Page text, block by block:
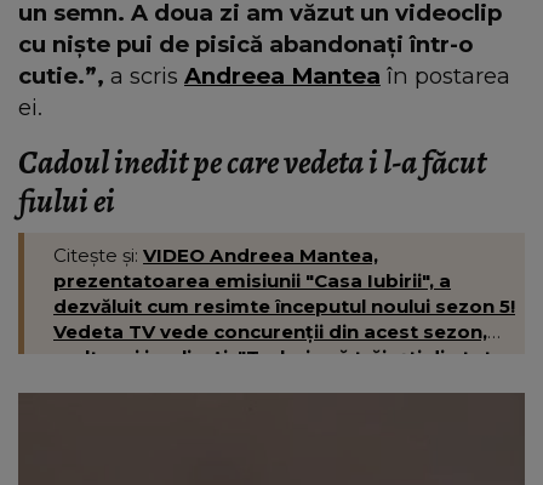
un semn. A doua zi am văzut un videoclip
cu niște pui de pisică abandonați într-o
cutie.”, a scris Andreea Mantea în postarea
ei.
Cadoul inedit pe care vedeta i l-a făcut
fiului ei
Citește și: VIDEO Andreea Mantea,
prezentatoarea emisiunii "Casa Iubirii", a
dezvăluit cum resimte începutul noului sezon 5!
Vedeta TV vede concurenții din acest sezon,
mult mai implicați: "Trebuie să trăiești din tot